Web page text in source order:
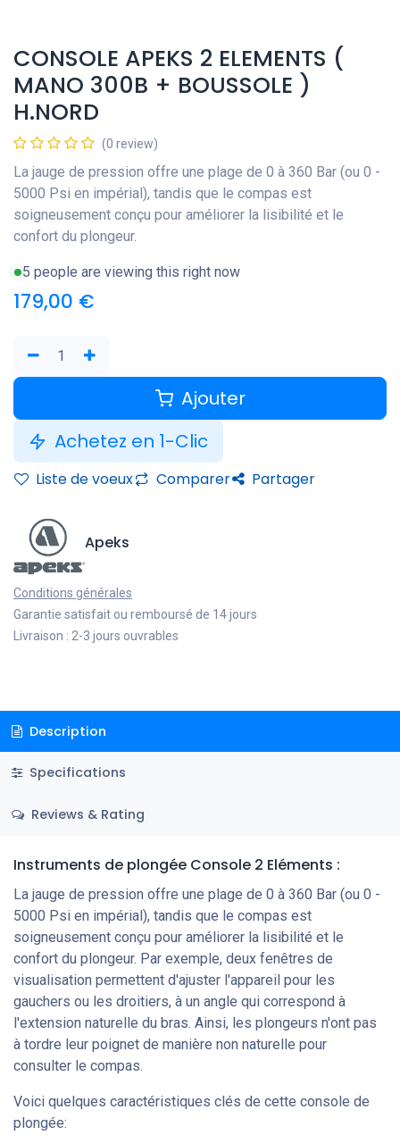
CONSOLE APEKS 2 ELEMENTS (
MANO 300B + BOUSSOLE )
H.NORD
(0 review)
La jauge de pression offre une plage de 0 à 360 Bar (ou 0 -
5000 Psi en impérial), tandis que le compas est
soigneusement conçu pour améliorer la lisibilité et le
confort du plongeur.
5 people are viewing this right now
179,00 €
Ajouter
Achetez en 1-Clic
Liste de voeux Comparer Partager
Apeks
Conditions générales
Garantie satisfait ou remboursé de 14 jours
Livraison : 2-3 jours ouvrables
Description
Specifications
Reviews & Rating
Instruments de plongée Console 2 Eléments :
La jauge de pression offre une plage de 0 à 360 Bar (ou 0 -
5000 Psi en impérial), tandis que le compas est
soigneusement conçu pour améliorer la lisibilité et le
confort du plongeur. Par exemple, deux fenêtres de
visualisation permettent d'ajuster l'appareil pour les
gauchers ou les droitiers, à un angle qui correspond à
l'extension naturelle du bras. Ainsi, les plongeurs n'ont pas
à tordre leur poignet de manière non naturelle pour
consulter le compas.
Voici quelques caractéristiques clés de cette console de
plongée: